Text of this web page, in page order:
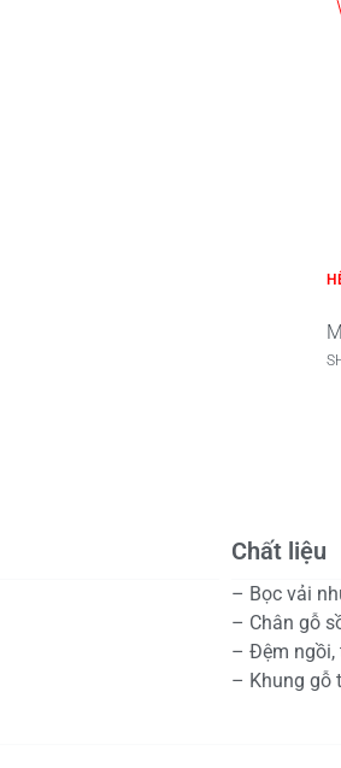
Chất liệu
– Bọc vải
– Chân gỗ
– Đệm ngồi,
– Khung gỗ